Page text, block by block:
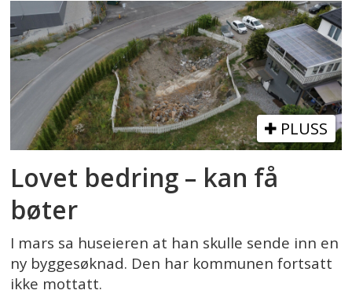
PLUSS
Lovet bedring – kan få
bøter
I mars sa huseieren at han skulle sende inn en
ny byggesøknad. Den har kommunen fortsatt
ikke mottatt.